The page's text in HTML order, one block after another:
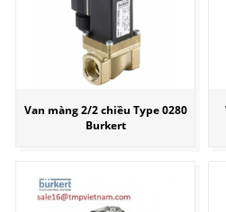
Van màng 2/2 chiều Type 0280
Burkert